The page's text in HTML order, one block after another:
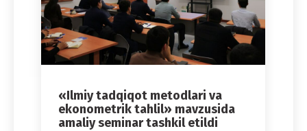
«Ilmiy tadqiqot metodlari va
ekonometrik tahlil» mavzusida
amaliy seminar tashkil etildi